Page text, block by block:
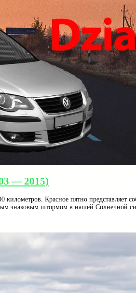
— 2015)
километров. Красное пятно
знаковым штормом в нашей Солнечной